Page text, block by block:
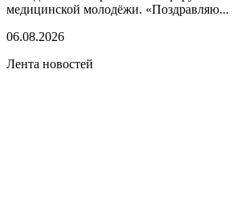
медицинской молодёжи. «Поздравляю...
06.08.2026
Лента новостей